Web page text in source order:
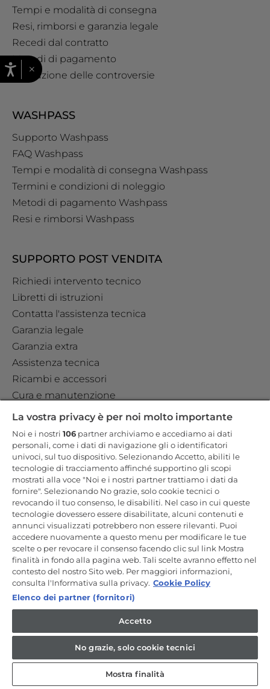
Tempi e modalità di consegna
Resi, rimborsi e garanzia legale
Recedi dal contratto
Metodi di pagamento
Risoluzione delle controversie
WASHPASS
Supporto Washpass
FAQ Washpass
Tempi e modalità di consegna Washpass
Termini e condizioni di noleggio
Metodi di pagamento Washpass
Resi e rimborsi Washpass
SUPPORTO POST VENDITA
Richiedi intervento tecnico
Libretti di istruzioni
Contatta l'assistenza tecnica
Garanzia legale
Garanzia extra
Assistenza tecnica
Ricambi e accessori
Cura e manutenzione
Resta in Contatto
Iscriviti Ora
CANDY HOOVER GROUP S.r.I. - a Socio Unico - SEDE LEGALE: Via
Comolli, 57 - 20861 Brugherio (MB) - Italia - SEDI AMMINISTRATIVE:
Via Privata Eden Fumagalli snc - 20861 Brugherio (MB) e Via Trento
n. 20/A-22 - 20871 Vimercate (MB) - Italia - Tel.: +39.039.2086.1 - Fax:
+39.039.2086.237 - Capitale sociale € 35.000.000,00 i.v. - Cod.
Fiscale e n. iscr. al Registro Imprese di Milano-Monza-Brianza-Lodi
04666310158 - P. IVA 00786860965 - Numero REA: MB-1033934 -
direzione e coordinamento di Candy S.p.A. - Casella PEC:
candyhoovergroupsrl@legalmail.it
IT / Italiano
×
La vostra privacy è per noi molto importante
Noi e i nostri 106 partner archiviamo e accediamo ai dati
personali, come i dati di navigazione gli o identificatori
univoci, sul tuo dispositivo. Selezionando Accetto, abiliti le
tecnologie di tracciamento affinché supportino gli scopi
mostrati alla voce "Noi e i nostri partner trattiamo i dati da
fornire". Selezionando No grazie, solo cookie tecnici o
revocando il tuo consenso, le disabiliti. Nel caso in cui queste
tecnologie dovessero essere disabilitate, alcuni contenuti e
annunci visualizzati potrebbero non essere rilevanti. Puoi
accedere nuovamente a questo menu per modificare le tue
scelte o per revocare il consenso facendo clic sul link Mostra
finalità in fondo alla pagina web. Tali scelte avranno effetto nel
contesto del nostro Sito web. Per maggiori informazioni,
consulta l'Informativa sulla privacy. Cookie Policy
Elenco dei partner (fornitori)
Accetto
No grazie, solo cookie tecnici
Mostra finalità